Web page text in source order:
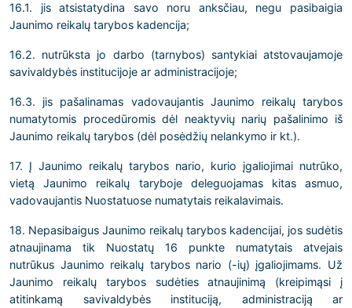
16.1. jis atsistatydina savo noru anksčiau, negu pasibaigia
Jaunimo reikalų tarybos kadencija;
16.2. nutrūksta jo darbo (tarnybos) santykiai atstovaujamoje
savivaldybės institucijoje ar administracijoje;
16.3. jis pašalinamas vadovaujantis Jaunimo reikalų tarybos
numatytomis procedūromis dėl neaktyvių narių pašalinimo iš
Jaunimo reikalų tarybos (dėl posėdžių nelankymo ir kt.).
17. Į Jaunimo reikalų tarybos nario, kurio įgaliojimai nutrūko,
vietą Jaunimo reikalų taryboje deleguojamas kitas asmuo,
vadovaujantis Nuostatuose numatytais reikalavimais.
18. Nepasibaigus Jaunimo reikalų tarybos kadencijai, jos sudėtis
atnaujinama tik Nuostatų 16 punkte numatytais atvejais
nutrūkus Jaunimo reikalų tarybos nario (-ių) įgaliojimams. Už
Jaunimo reikalų tarybos sudėties atnaujinimą (kreipimąsi į
atitinkamą savivaldybės instituciją, administraciją ar